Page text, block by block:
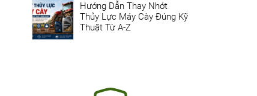
Hướng Dẫn Thay Nhớt
Thủy Lực Máy Cày Đúng Kỹ
Thuật Từ A-Z